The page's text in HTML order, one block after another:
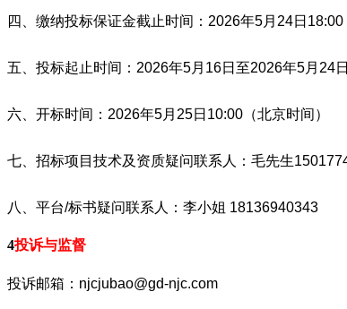
四、缴纳投标保证金截止时间：2026年5月24日18:00
五、投标起止时间：2026年5月16日至2026年5月24
六、开标时间：2026年5月25日10:00（北京时间）
七、招标项目技术及资质疑问联系人：毛先生
八、平台/标书疑问联系人：李小姐 18136940343
4投诉与监督
投诉邮箱：njcjubao@gd-njc.com